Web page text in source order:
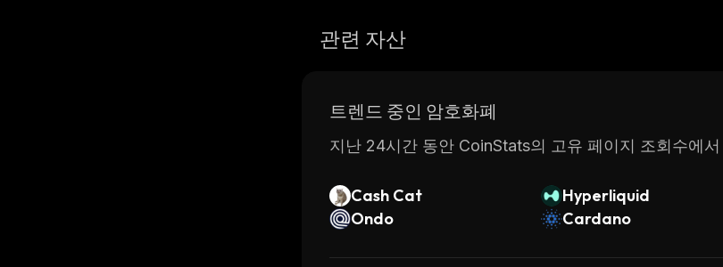
관련 자산
트렌드 중인 암호화폐
지난 24시간 동안 CoinStats의 고유 페이지 조회수에
Cash Cat Hyperliquid
Ondo
Cardano